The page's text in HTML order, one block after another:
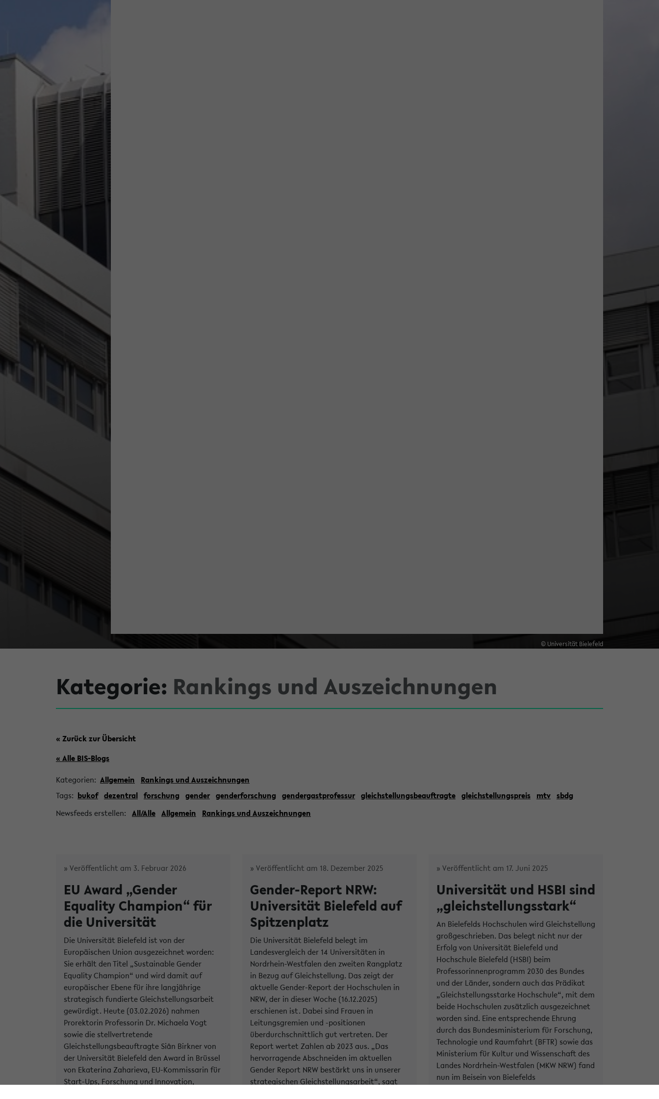
© Universität Bielefeld
Kategorie: Rankings und Auszeichnungen
« Zurück zur Übersicht
« Alle BIS-Blogs
Kategorien: Allgemein
Rankings und Auszeichnungen
Tags: bukof dezentral forschung gender genderforschung gendergastprofessur gleichstellungsbeauftragte gleichstellungspreis mtv sbdg
Newsfeeds erstellen: All/Alle Allgemein Rankings und Auszeichnungen
» Veröffentlicht am 3. Februar 2026
EU Award „Gender
Equality Champion“ für
die Universität
Die Universität Bielefeld ist von der
Europäischen Union ausgezeichnet worden:
Sie erhält den Titel „Sustainable Gender
Equality Champion“ und wird damit auf
europäischer Ebene für ihre langjährige
strategisch fundierte Gleichstellungsarbeit
gewürdigt. Heute (03.02.2026) nahmen
Prorektorin Professorin Dr. Michaela Vogt
sowie die stellvertretende
Gleichstellungsbeauftragte Siân Birkner von
der Universität Bielefeld den Award in Brüssel
von Ekaterina Zaharieva, EU-Kommissarin für
Start-Ups, Forschung und Innovation,
» Veröffentlicht am 18. Dezember 2025
Gender-Report NRW:
Universität Bielefeld auf
Spitzenplatz
Die Universität Bielefeld belegt im
Landesvergleich der 14 Universitäten in
Nordrhein-Westfalen den zweiten Rangplatz
in Bezug auf Gleichstellung. Das zeigt der
aktuelle Gender-Report der Hochschulen in
NRW, der in dieser Woche (16.12.2025)
erschienen ist. Dabei sind Frauen in
Leitungsgremien und -positionen
überdurchschnittlich gut vertreten. Der
Report wertet Zahlen ab 2023 aus. „Das
hervorragende Abschneiden im aktuellen
Gender Report NRW bestärkt uns in unserer
strategischen Gleichstellungsarbeit“, sagt
» Veröffentlicht am 17. Juni 2025
Universität und HSBI sind
„gleichstellungsstark“
An Bielefelds Hochschulen wird Gleichstellung
großgeschrieben. Das belegt nicht nur der
Erfolg von Universität Bielefeld und
Hochschule Bielefeld (HSBI) beim
Professorinnenprogramm 2030 des Bundes
und der Länder, sondern auch das Prädikat
„Gleichstellungsstarke Hochschule“, mit dem
beide Hochschulen zusätzlich ausgezeichnet
worden sind. Eine entsprechende Ehrung
durch das Bundesministerium für Forschung,
Technologie und Raumfahrt (BFTR) sowie das
Ministerium für Kultur und Wissenschaft des
Landes Nordrhein-Westfalen (MKW NRW) fand
nun im Beisein von Bielefelds